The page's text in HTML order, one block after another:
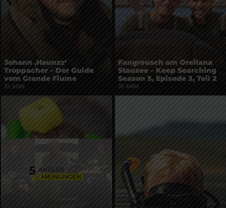
21 MIN
Johann ‚Haunzz‘
Troppacher – Der Guide
vom Grande Fiume
31 MIN
Fangrausch am Orellana
Stausee – Keep Searching
Season 5, Episode 3, Teil 2